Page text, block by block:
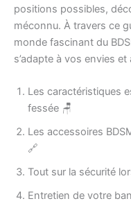
positions possibles,
méconnu. À travers ce
monde fascinant du
s’adapte à vos envies
Les caractéristiques
fessée 🪑
Les accessoires
🔗
Tout sur la sécurité
Entretien de votre